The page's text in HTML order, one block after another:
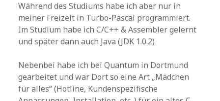
Während des Studiums habe ich aber nur in
meiner Freizeit in Turbo-Pascal programmiert.
Im Studium habe ich C/C++ & Assembler gelernt
und später dann auch Java (JDK 1.0.2)
Nebenbei habe ich bei Quantum in Dortmund
gearbeitet und war Dort so eine Art „Mädchen
für alles“ (Hotline, Kundenspezifische